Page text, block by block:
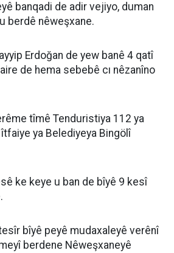
banqadi de adir vejiyo, duman
berdê nêweşxane.
Erdoğan de yew banê 4 qatî
de hema sebebê cı nêzanîno
tîmê Tenduristiya 112 ya
ya Belediyeya Bingölî
ke keye u ban de bîyê 9 kesî
bîyê peyê mudaxaleyê verênî
berdene Nêweşxaneyê